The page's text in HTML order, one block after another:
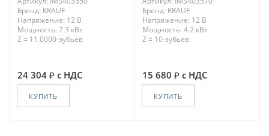
Бренд: KRAUF
Напряжение: 12 В
Мощность: 7.3 кВт
Z = 11.0000-зубьев
24 304 с НДС
КУПИТЬ
Бренд: KRAUF
Напряжение: 12 В
Мощность: 4.2 кВт
Z = 10-зубьев
15 680 с НДС
КУПИТЬ